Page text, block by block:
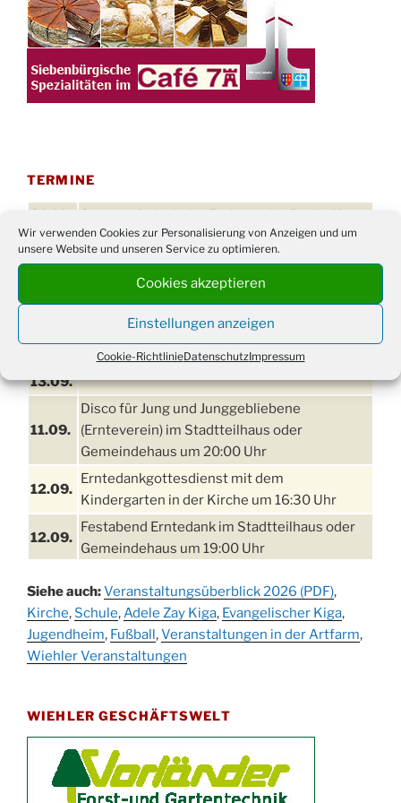
Wir verwenden Cookies zur Personalisierung von Anzeigen und um
unsere Website und unseren Service zu optimieren.
Cookies akzeptieren
Einstellungen anzeigen
Cookie-RichtlinieDatenschutzImpressum
TERMINE
28.8.
Kinder ab 13 Jahren
Damen Doppel - Turnier des TC77 am
Tennisplatz
13.09.
11.09.
Disco für Jung und Junggebliebene
(Ernteverein) im Stadtteilhaus oder
Gemeindehaus um 20:00 Uhr
12.09.
Erntedankgottesdienst mit dem
Kindergarten in der Kirche um 16:30 Uhr
12.09.
Festabend Erntedank im Stadtteilhaus oder
Gemeindehaus um 19:00 Uhr
13.09.
Stadtteilhaus um 14:00 Uhr
19.09.
Schlagerabend im Stadtteilhaus
Drabenderhöhe
Kinderbibeltag im Ev. Gemeindehaus von 10-
12 Uhr
09.10.
Afterwork-Andacht um 18:00 Uhr in der
Kirche
Siehe auch:Veranstaltungsüberblick 2026 (PDF),
Kirche, Schule,Adele Zay Kiga, Evangelischer Kiga,
Jugendheim, Fußball ,Veranstaltungen in der Artfarm,
Wiehler Veranstaltungen
WIEHLER GESCHÄFTSWELT